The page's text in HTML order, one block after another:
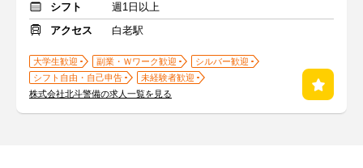
シフト
週1日以上
アクセス
白老駅
大学生歓迎 副業・Ｗワーク歓迎
シルバー歓迎
シフト自由・自己申告
未経験者歓迎
株式会社北斗警備の求人一覧を見る